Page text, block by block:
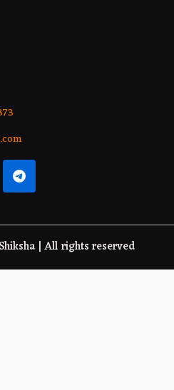
| All rights reserved